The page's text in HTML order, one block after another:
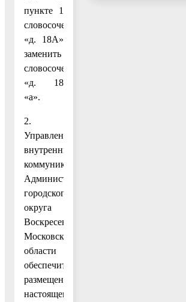
пункте 1
словосочетание
«д. 18А»
заменить
словосочетанием
«д. 18
«а».
2.
Управлению
внутренних
коммуникаций
Администрации
городского
округа
Воскресенск
Московской
области
обеспечить
размещение
настоящего